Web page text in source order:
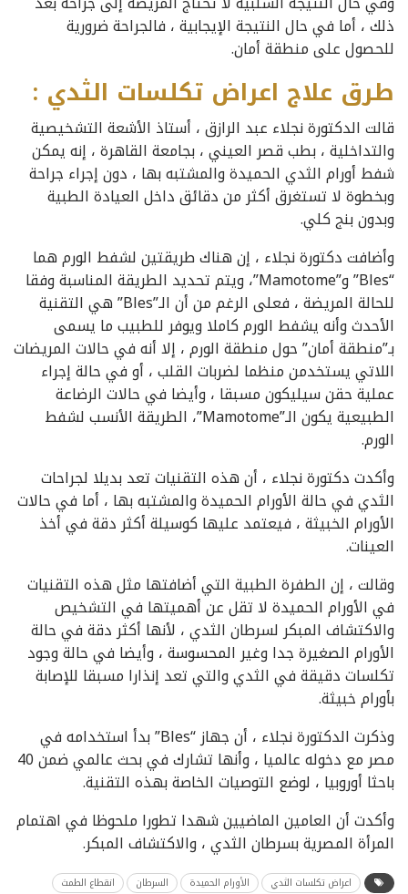
ذلك ، أما في حال النتيجة الإيجابية ، فالجراحة ضرورية
للحصول على منطقة أمان.
طرق علاج اعراض تكلسات الثدي :
قالت الدكتورة نجلاء عبد الرازق ، أستاذ الأشعة التشخيصية
والتداخلية ، بطب قصر العيني ، بجامعة القاهرة ، إنه يمكن
شفط أورام الثدي الحميدة والمشتبه بها ، دون إجراء جراحة
وبخطوة لا تستغرق أكثر من دقائق داخل العيادة الطبية
وبدون بنج كلي.
وأضافت دكتورة نجلاء ، إن هناك طريقتين لشفط الورم هما
“Bles” و”Mamotome”، ويتم تحديد الطريقة المناسبة وفقا
للحالة المريضة ، فعلى الرغم من أن الـ”Bles” هي التقنية
الأحدث وأنه يشفط الورم كاملا ويوفر للطبيب ما يسمى
بـ”منطقة أمان” حول منطقة الورم ، إلا أنه في حالات المريضات
اللاتي يستخدمن منظما لضربات القلب ، أو في حالة إجراء
عملية حقن سيليكون مسبقا ، وأيضا في حالات الرضاعة
الطبيعية يكون الـ”Mamotome”، الطريقة الأنسب لشفط
الورم.
وأكدت دكتورة نجلاء ، أن هذه التقنيات تعد بديلا لجراحات
الثدي في حالة الأورام الحميدة والمشتبه بها ، أما في حالات
الأورام الخبيثة ، فيعتمد عليها كوسيلة أكثر دقة في أخذ
العينات.
وقالت ، إن الطفرة الطبية التي أضافتها مثل هذه التقنيات
في الأورام الحميدة لا تقل عن أهميتها في التشخيص
والاكتشاف المبكر لسرطان الثدي ، لأنها أكثر دقة في حالة
الأورام الصغيرة جدا وغير المحسوسة ، وأيضا في حالة وجود
تكلسات دقيقة في الثدي والتي تعد إنذارا مسبقا للإصابة
بأورام خبيثة.
وذكرت الدكتورة نجلاء ، أن جهاز “Bles” بدأ استخدامه في
مصر مع دخوله عالميا ، وأنها تشارك في بحث عالمي ضمن 40
باحثا أوروبيا ، لوضع التوصيات الخاصة بهذه التقنية.
وأكدت أن العامين الماضيين شهدا تطورا ملحوظا في اهتمام
المرأة المصرية بسرطان الثدي ، والاكتشاف المبكر.
اعراض تكلسات الثدي الأورام الحميدة السرطان
انقطاع الطمث